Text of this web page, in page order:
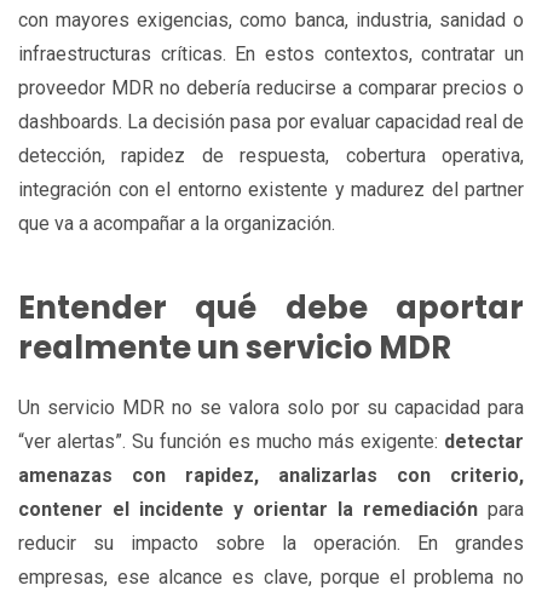
con mayores exigencias, como banca, industria, sanidad o
infraestructuras críticas. En estos contextos, contratar un
proveedor MDR no debería reducirse a comparar precios o
dashboards. La decisión pasa por evaluar capacidad real de
detección, rapidez de respuesta, cobertura operativa,
integración con el entorno existente y madurez del partner
que va a acompañar a la organización.
Entender qué debe aportar
realmente un servicio MDR
Un servicio MDR no se valora solo por su capacidad para
“ver alertas”. Su función es mucho más exigente: detectar
amenazas con rapidez, analizarlas con criterio,
contener el incidente y orientar la remediación para
reducir su impacto sobre la operación. En grandes
empresas, ese alcance es clave, porque el problema no